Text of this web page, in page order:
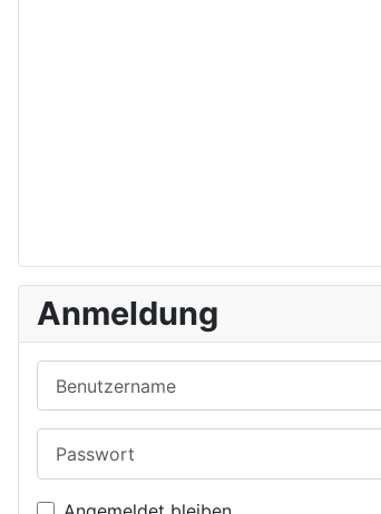
Anmeldung